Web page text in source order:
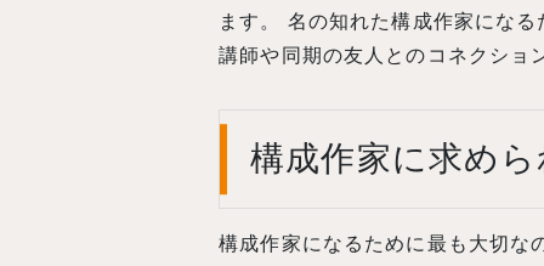
ます。 名の知れた構成作家にな
講師や同期の友人とのコネクショ
構成作家に求め
構成作家になるために最も大切な